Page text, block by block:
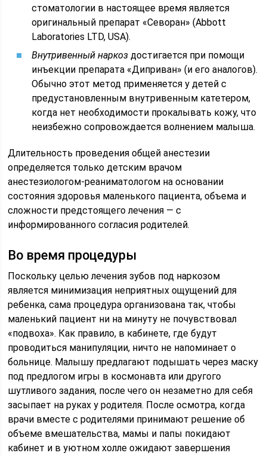
стоматологии в настоящее время является
оригинальный препарат «Севоран» (Abbott
Laboratories LTD, USA).
Внутривенный наркоз достигается при помощи
инъекции препарата «Диприван» (и его аналогов).
Обычно этот метод применяется у детей с
предустановленным внутривенным катетером,
когда нет необходимости прокалывать кожу, что
неизбежно сопровождается волнением малыша.
Длительность проведения общей анестезии
определяется только детским врачом
анестезиологом-реаниматологом на основании
состояния здоровья маленького пациента, объема и
сложности предстоящего лечения — с
информированного согласия родителей.
Во время процедуры
Поскольку целью лечения зубов под наркозом
является минимизация неприятных ощущений для
ребенка, сама процедура организована так, чтобы
маленький пациент ни на минуту не почувствовал
«подвоха». Как правило, в кабинете, где будут
проводиться манипуляции, ничто не напоминает о
больнице. Малышу предлагают подышать через маску
под предлогом игры в космонавта или другого
шутливого задания, после чего он незаметно для себя
засыпает на руках у родителя. После осмотра, когда
врачи вместе с родителями принимают решение об
объеме вмешательства, мамы и папы покидают
кабинет и в уютном холле ожидают завершения